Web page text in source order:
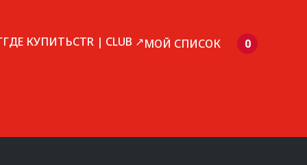
ГДЕ КУПИТЬCTR | CLUB ↗МОЙ СПИСОК 0